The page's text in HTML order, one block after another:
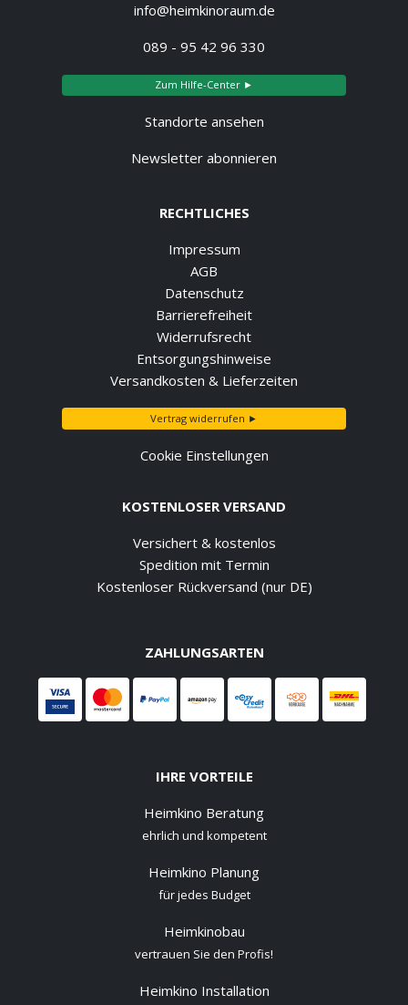
info@heimkinoraum.de
089 - 95 42 96 330
Zum Hilfe-Center ►
Standorte ansehen
Newsletter abonnieren
RECHTLICHES
Impressum
AGB
Datenschutz
Barrierefreiheit
Widerrufsrecht
Entsorgungshinweise
Versandkosten & Lieferzeiten
Vertrag widerrufen ►
Cookie Einstellungen
KOSTENLOSER VERSAND
Versichert & kostenlos
Spedition mit Termin
Kostenloser Rückversand (nur DE)
ZAHLUNGSARTEN
IHRE VORTEILE
Heimkino Beratung
ehrlich und kompetent
Heimkino Planung
für jedes Budget
Heimkinobau
vertrauen Sie den Profis!
Heimkino Installation